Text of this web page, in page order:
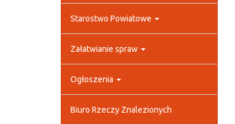
Starostwo Powiatowe
Załatwianie spraw
Ogłoszenia
Biuro Rzeczy Znalezionych